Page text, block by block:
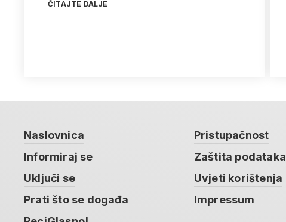
ČITAJTE DALJE
Naslovnica
Informiraj se
Uključi se
Prati što se događa
Pristupačnost
Zaštita podataka
Uvjeti korištenja
Impressum